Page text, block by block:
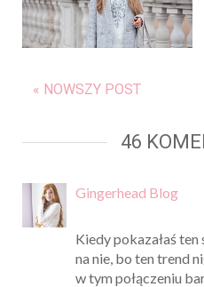
« NOWSZY POST
46
Gingerhead Blog
Kiedy pokazałaś
na nie, bo ten trend
w tym połączeniu